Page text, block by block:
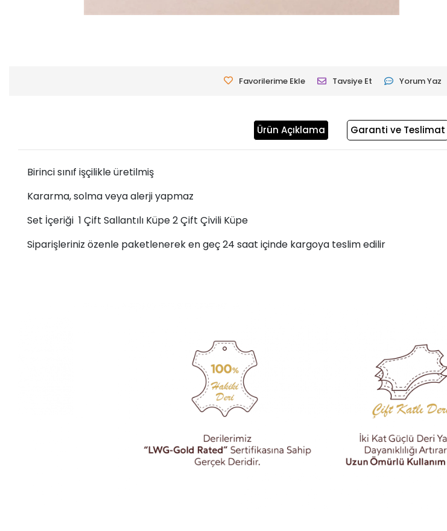
Favorilerime Ekle Tavsiye Et Yorum Yaz
Ürün Açıklama Garanti ve Teslimat
Birinci sınıf işçilikle üretilmiş
Kararma, solma veya alerji yapmaz
Set İçeriği 1 Çift Sallantılı Küpe 2 Çift Çivili Küpe
Siparişleriniz özenle paketlenerek en geç 24 saat içinde kargoya teslim edilir